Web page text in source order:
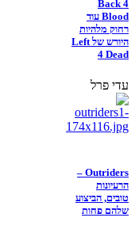
Back 4
Blood עוד
רחוק מלהיות
היורש של Left
4 Dead
עדי פרל
Outriders –
הרעיונות
טובים, הביצוע
שלהם פחות